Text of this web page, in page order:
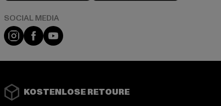
Instagram
FacebookYouTube
KOSTENLOSE RETOURE